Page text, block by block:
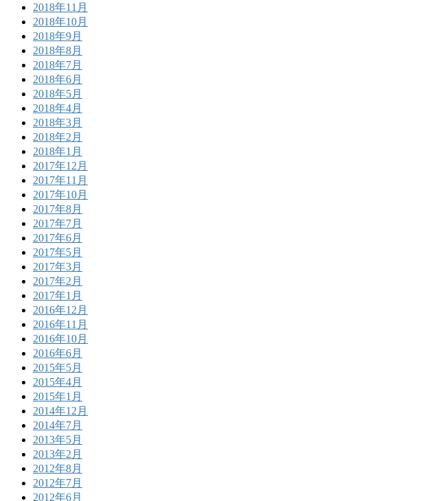
2018年11月
2018年10月
2018年9月
2018年8月
2018年7月
2018年6月
2018年5月
2018年4月
2018年3月
2018年2月
2018年1月
2017年12月
2017年11月
2017年10月
2017年8月
2017年7月
2017年6月
2017年5月
2017年3月
2017年2月
2017年1月
2016年12月
2016年11月
2016年10月
2016年6月
2015年5月
2015年4月
2015年1月
2014年12月
2014年7月
2013年5月
2013年2月
2012年8月
2012年7月
2012年6月